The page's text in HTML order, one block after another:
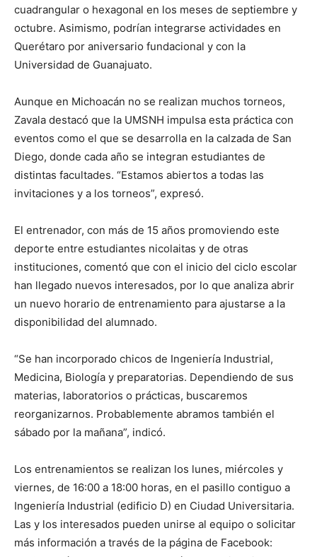
cuadrangular o hexagonal en los meses de septiembre y
octubre. Asimismo, podrían integrarse actividades en
Querétaro por aniversario fundacional y con la
Universidad de Guanajuato.
Aunque en Michoacán no se realizan muchos torneos,
Zavala destacó que la UMSNH impulsa esta práctica con
eventos como el que se desarrolla en la calzada de San
Diego, donde cada año se integran estudiantes de
distintas facultades. “Estamos abiertos a todas las
invitaciones y a los torneos”, expresó.
El entrenador, con más de 15 años promoviendo este
deporte entre estudiantes nicolaitas y de otras
instituciones, comentó que con el inicio del ciclo escolar
han llegado nuevos interesados, por lo que analiza abrir
un nuevo horario de entrenamiento para ajustarse a la
disponibilidad del alumnado.
“Se han incorporado chicos de Ingeniería Industrial,
Medicina, Biología y preparatorias. Dependiendo de sus
materias, laboratorios o prácticas, buscaremos
reorganizarnos. Probablemente abramos también el
sábado por la mañana”, indicó.
Los entrenamientos se realizan los lunes, miércoles y
viernes, de 16:00 a 18:00 horas, en el pasillo contiguo a
Ingeniería Industrial (edificio D) en Ciudad Universitaria.
Las y los interesados pueden unirse al equipo o solicitar
más información a través de la página de Facebook: